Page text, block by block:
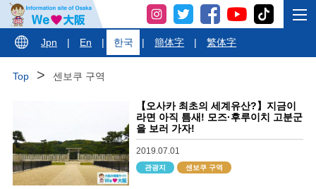
Jpn | En | 한국 | 簡体字 | 繁体字
Top 센보쿠 구역
【오사카 최초의 세계유산?】지금이
라면 아직 틈새! 모즈·후루이치 고분군
을 보러 가자!
2019.07.01
관광지 센보쿠 구역